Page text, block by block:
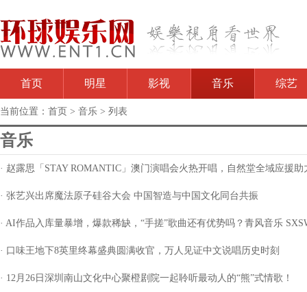
首页 明星 影视 音乐 综艺
当前位置： 首页 > 音乐 > 列表
音乐
· 赵露思「STAY ROMANTIC」澳门演唱会火热开唱，自然堂全域应援
· 张艺兴出席魔法原子硅谷大会 中国智造与中国文化同台共振
· AI作品入库量暴增，爆款稀缺，“手搓”歌曲还有优势吗？青风音乐
· 口味王地下8英里终幕盛典圆满收官，万人见证中文说唱历史时刻
· 12月26日深圳南山文化中心聚橙剧院一起聆听最动人的“熊”式情歌！